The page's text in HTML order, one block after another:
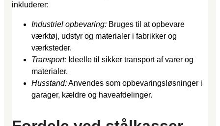
inkluderer:
Industriel opbevaring: Bruges til at opbevare
værktøj, udstyr og materialer i fabrikker og
værksteder.
Transport: Ideelle til sikker transport af varer og
materialer.
Husstand:Anvendes som opbevaringsløsninger i
garager, kældre og haveafdelinger.